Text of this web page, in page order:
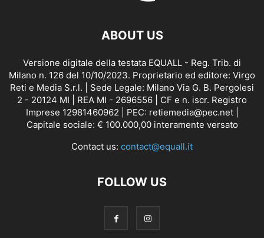
ABOUT US
Versione digitale della testata EQUALL - Reg. Trib. di
Milano n. 126 del 10/10/2023. Proprietario ed editore: Virgo
Reti e Media S.r.l. | Sede Legale: Milano Via G. B. Pergolesi
2 - 20124 MI | REA MI - 2696556 | CF e n. iscr. Registro
Imprese 12981460962 | PEC: retiemedia@pec.net |
Capitale sociale: € 100.000,00 interamente versato
Contact us: contact@equall.it
FOLLOW US